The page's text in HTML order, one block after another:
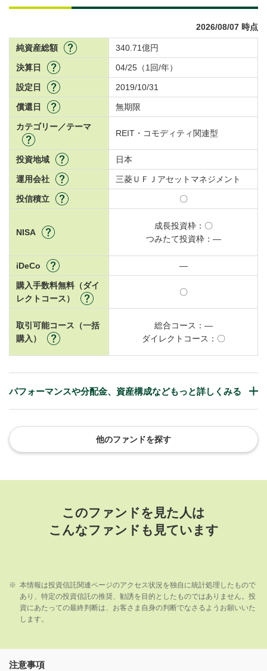
2026/08/07 時点
純資産総額 340.71億円
決算日 04/25（1回/年）
設定日 2019/10/31
償還日 無期限
カテゴリー／テーマ
REIT・コモディティ関連型
投資地域 日本
運用会社 三菱ＵＦＪアセットマネジメント
投信積立 〇
NISA
成長投資枠： 〇
つみたて投資枠： ―
iDeCo ―
購入手数料無料（ダイ
レクトコース）
〇
取引可能コース（一括
購入）
総合コース： ―
ダイレクトコース： 〇
パフォーマンスや分配金、資産構成などもっと詳しくみる
他のファンドを探す
このファンドを見た人は
こんなファンドも見ています
※ 本情報は投資信託関連ページのアクセス状況を独自に統計処理したもので
あり、特定の投資信託の推奨、勧誘を目的としたものではありません。投
資にあたっての最終判断は、お客さま自身の判断でなさるようお願いいた
します。
注意事項